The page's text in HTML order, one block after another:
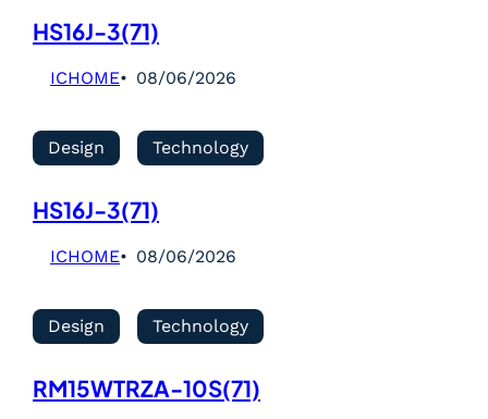
HS16J-3(71)
ICHOME 08/06/2026
Design Technology
HS16J-3(71)
ICHOME 08/06/2026
Design Technology
RM15WTRZA-10S(71)